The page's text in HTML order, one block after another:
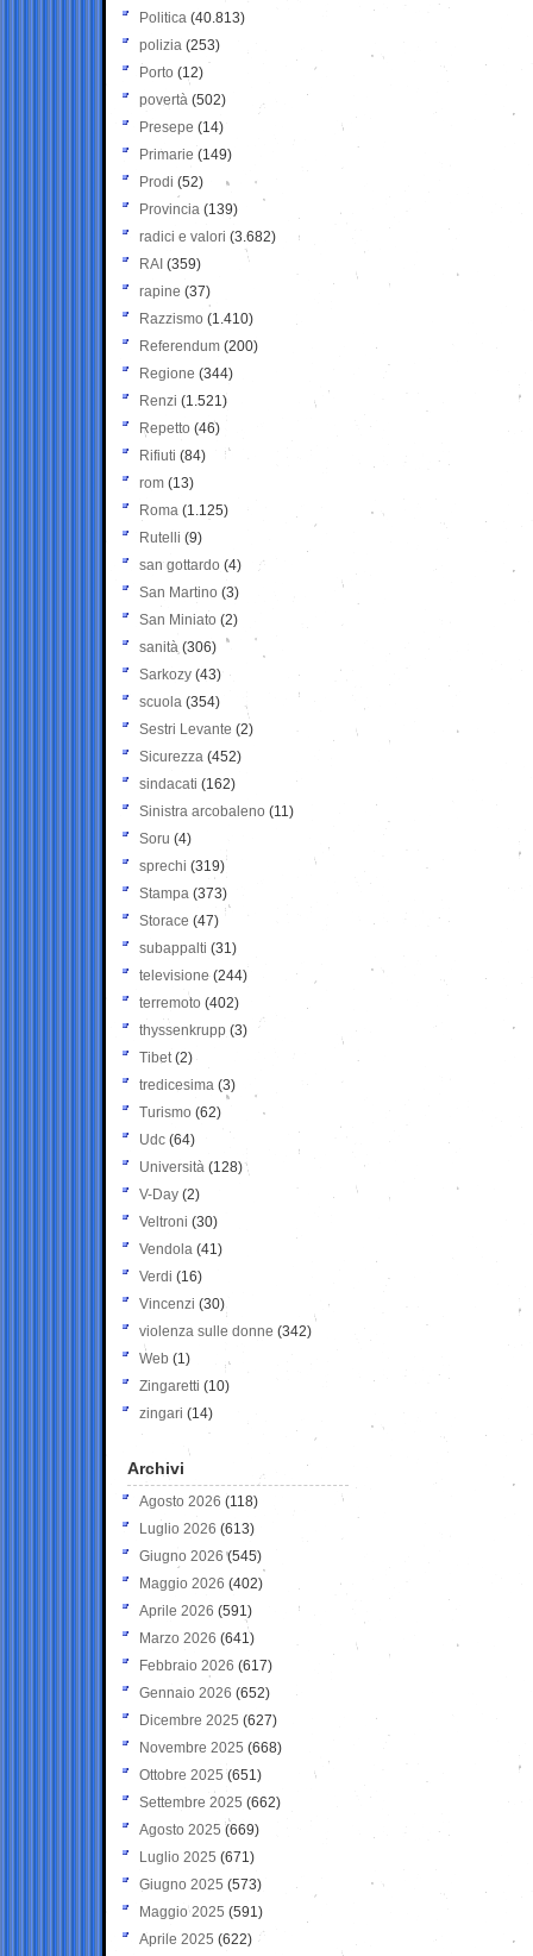
Politica (40.813)
polizia (253)
Porto (12)
povertà (502)
Presepe (14)
Primarie (149)
Prodi (52)
Provincia (139)
radici e valori (3.682)
RAI (359)
rapine (37)
Razzismo (1.410)
Referendum (200)
Regione (344)
Renzi (1.521)
Repetto (46)
Rifiuti (84)
rom (13)
Roma (1.125)
Rutelli (9)
san gottardo (4)
San Martino (3)
San Miniato (2)
sanità (306)
Sarkozy (43)
scuola (354)
Sestri Levante (2)
Sicurezza (452)
sindacati (162)
Sinistra arcobaleno (11)
Soru (4)
sprechi (319)
Stampa (373)
Storace (47)
subappalti (31)
televisione(244)
terremoto (402)
thyssenkrupp (3)
Tibet(2)
tredicesima (3)
Turismo (62)
Udc (64)
Università (128)
V-Day (2)
Veltroni (30)
Vendola (41)
Verdi (16)
Vincenzi (30)
violenza sulle donne (342)
Web (1)
Zingaretti (10)
zingari (14)
Archivi
Agosto 2026 (118)
Luglio 2026 (613)
Giugno 2026 (545)
Maggio 2026 (402)
Aprile 2026 (591)
Marzo 2026 (641)
Febbraio 2026 (617)
Gennaio 2026 (652)
Dicembre 2025 (627)
Novembre 2025 (668)
Ottobre 2025 (651)
Settembre 2025 (662)
Agosto 2025 (669)
Luglio 2025 (671)
Giugno 2025 (573)
Maggio 2025 (591)
Aprile 2025 (622)